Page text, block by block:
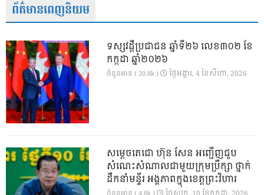
ព័ត៌មានពេញនិយម
ទស្សវដ្តីប្រជាជន ឆ្នាំទី២៦ លេខ៣០២ ខែ
កក្កដា ឆ្នាំ២០២៦
ចំនួនអាន ( 20.8k ) ថ្ងៃ​អង្គារ, 4 ខែ​សីហា, 2026
សម្តេចតេជោ ហ៊ុន សែន អញ្ជើញជួប
សំណេះសំណាលជាមួយក្រុមប្រឹក្សា ថ្នាក់
ដឹកនាំមន្ទីរ អង្គភាពក្នុងខេត្តព្រះវិហារ